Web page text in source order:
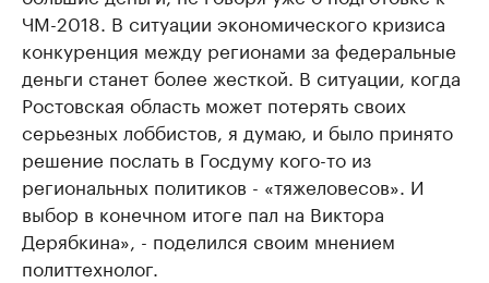
ЧМ-2018. В ситуации экономического кризиса
конкуренция между регионами за федеральные
деньги станет более жесткой. В ситуации, когда
Ростовская область может потерять своих
серьезных лоббистов, я думаю, и было принято
решение послать в Госдуму кого-то из
региональных политиков - «тяжеловесов». И
выбор в конечном итоге пал на Виктора
Дерябкина», - поделился своим мнением
политтехнолог.